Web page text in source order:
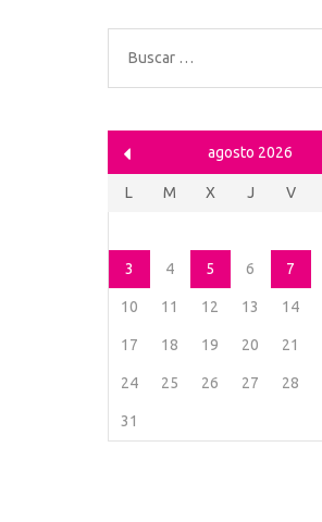
Buscar:
agosto 2026
L M X J V
3 4 5 6 7
10 11 12 13 14
17 18 19 20 21
24 25 26 27 28
31